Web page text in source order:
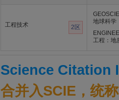
工程技术 2区
地球科学
工程：地
Science Citation
合并入SCIE，统